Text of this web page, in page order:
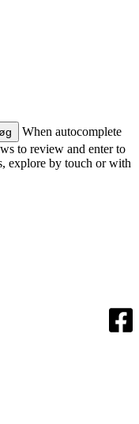
When autocomplete
to review and enter to
explore by touch or with